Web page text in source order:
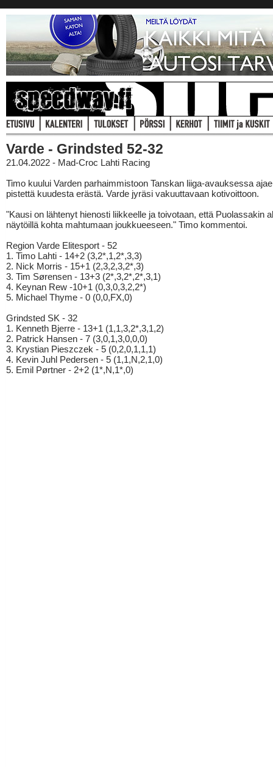
Varde - Grindsted 52-32
21.04.2022 - Mad-Croc Lahti Racing
Timo kuului Varden parhaimmistoon Tanskan liiga-avauksessa
pistettä kuudesta erästä. Varde jyräsi vakuuttavaan kotivoittoon.
"Kausi on lähtenyt hienosti liikkeelle ja toivotaan, että Puolassakin
näytöillä kohta mahtumaan joukkueeseen." Timo kommentoi.
Region Varde Elitesport - 52
1. Timo Lahti - 14+2 (3,2*,1,2*,3,3)
2. Nick Morris - 15+1 (2,3,2,3,2*,3)
3. Tim Sørensen - 13+3 (2*,3,2*,2*,3,1)
4. Keynan Rew -10+1 (0,3,0,3,2,2*)
5. Michael Thyme - 0 (0,0,FX,0)
Grindsted SK - 32
1. Kenneth Bjerre - 13+1 (1,1,3,2*,3,1,2)
2. Patrick Hansen - 7 (3,0,1,3,0,0,0)
3. Krystian Pieszczek - 5 (0,2,0,1,1,1)
4. Kevin Juhl Pedersen - 5 (1,1,N,2,1,0)
5. Emil Pørtner - 2+2 (1*,N,1*,0)